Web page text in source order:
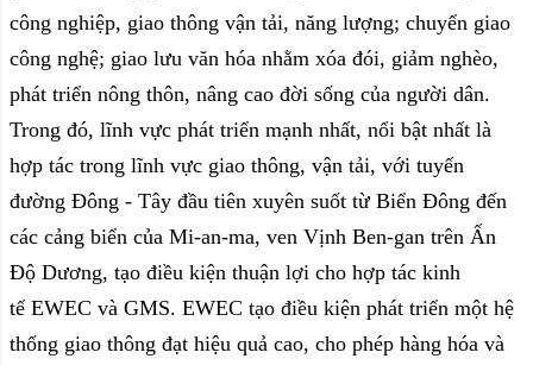
công nghiệp, giao thông vận tải, năng lượng; chuyển giao
công nghệ; giao lưu văn hóa nhằm xóa đói, giảm nghèo,
phát triển nông thôn, nâng cao đời sống của người dân.
Trong đó, lĩnh vực phát triển mạnh nhất, nổi bật nhất là
hợp tác trong lĩnh vực giao thông, vận tải, với tuyến
đường Đông - Tây đầu tiên xuyên suốt từ Biển Đông đến
các cảng biển của Mi-an-ma, ven Vịnh Ben-gan trên Ấn
Độ Dương, tạo điều kiện thuận lợi cho hợp tác kinh
tế EWEC và GMS. EWEC tạo điều kiện phát triển một hệ
thống giao thông đạt hiệu quả cao, cho phép hàng hóa và